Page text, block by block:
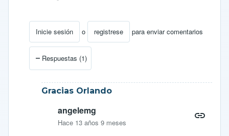
Inicie sesión o registrese para enviar comentarios
En respuesta aNueva página en Facebook
Respuestas (1)
Gracias Orlando
angelemg
Hace 13 años 9 meses